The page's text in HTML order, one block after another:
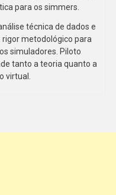
para os simmers.
técnica de dados e
metodológico para
simuladores. Piloto
tanto a teoria quanto a
virtual.